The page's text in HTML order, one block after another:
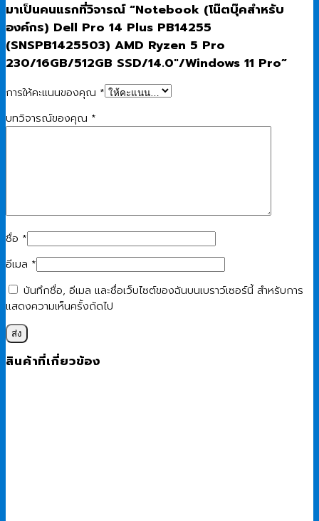
มาเป็นคนแรกที่วิจารณ์ “Notebook (โน๊ตบุ๊คสำหรับ
องค์กร) Dell Pro 14 Plus PB14255
(SNSPB1425503) AMD Ryzen 5 Pro
230/16GB/512GB SSD/14.0″/Windows 11 Pro”
การให้คะแนนของคุณ *
บทวิจารณ์ของคุณ *
ชื่อ *
อีเมล *
บันทึกชื่อ, อีเมล และชื่อเว็บไซต์ของฉันบนเบราว์เซอร์นี้ สำหรับการ
แสดงความเห็นครั้งถัดไป
สินค้าที่เกี่ยวข้อง